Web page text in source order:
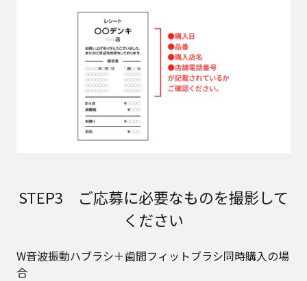
STEP3 ご応募に必要なものを撮影して
ください
W音波振動ハブラシ＋歯間フィットブラシ同時購入の場
合